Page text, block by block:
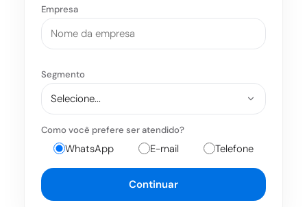
Empresa
Segmento
Como você prefere ser atendido?
WhatsApp E-mail Telefone
Continuar